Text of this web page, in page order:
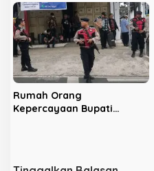
Bengkulu
Rumah Orang
Kepercayaan Bupati